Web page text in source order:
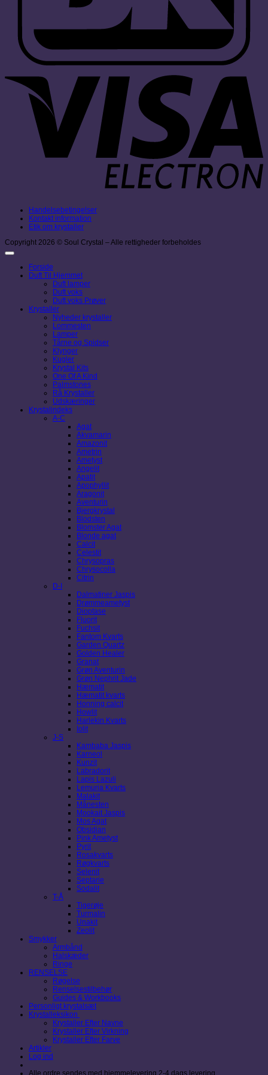
Handelsebetingelser
Kontakt information
Etik om krystaller
Copyright 2026 © Soul Crystal – Alle rettigheder forbeholdes
Forside
Duft Til Hjemmet
Duft lamper
Duft voks
Duft voks Prøver
Krystaller
Nyheder krystaller
Lommesten
Lamper
Tårne og Spidser
Klynger
Kugler
Krystal Kits
One Of A Kind
Palmstones
Rå Krystaller
Udskæringer
Krystalindeks
A-C
Agat
Akvamarin
Amazonit
Ametrin
Ametyst
Angelit
Apatit
Apophyllit
Aragonit
Aventurin
Bjergkrystal
Blodsten
Blomster Agat
Blonde agat
Calcit
Celestit
Chrysopras
Chrysocolla
Citrin
D-I
Dalmatiner Jaspis
Drømmeametyst
Dioptase
Fluorit
Fuchsit
Fantom Kvarts
Garden Quartz
Golden Healer
Granat
Grøn Aventurin
Grøn Nephrit Jade
Hæmatit
Hæmatit kvarts
Honning calcit
Howlit
Harlekin Kvarts
Iolit
J-S
Kambaba Jaspis
Karneol
Kunzit
Labradorit
Lapis Lazuli
Lemuria Kvarts
Malakit
Månesten
Mookait Jaspis
Mos Agat
Obsidian
Pink Ametyst
Pyrit
Rosakvarts
Røgkvarts
Selenit
Septarie
Sodalit
T-Å
Tigerøje
Turmalin
Unakit
Zeolit
Smykker
Armbånd
Halskæder
Ringe
RENSELSE
Røgelse
Renselsestilbehør
Guides & Workbooks
Personligt krystalsæt
Krystalleksikon
Krystaller Efter Navne
Krystaller Efter Virkning
Krystaller Efter Farve
Artikler
Log ind
Alle ordre sendes med hjemmelevering 2-4 dags levering